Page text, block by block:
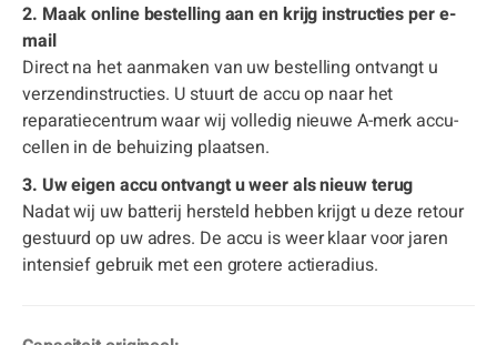
2. Maak online bestelling aan en krijg instructies per e-
mail
Direct na het aanmaken van uw bestelling ontvangt u
verzendinstructies. U stuurt de accu op naar het
reparatiecentrum waar wij volledig nieuwe A-merk accu-
cellen in de behuizing plaatsen.
3. Uw eigen accu ontvangt u weer als nieuw terug
Nadat wij uw batterij hersteld hebben krijgt u deze retour
gestuurd op uw adres. De accu is weer klaar voor jaren
intensief gebruik met een grotere actieradius.